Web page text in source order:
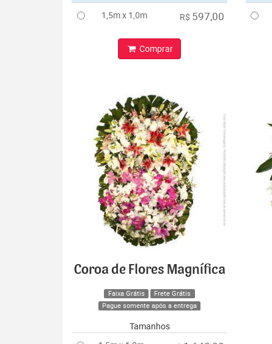
1,5m x 1,0m R$ 597,00
Comprar
Coroa de Flores Magnífica
Faixa Grátis
Frete Grátis
Pague somente após a entrega
Tamanhos